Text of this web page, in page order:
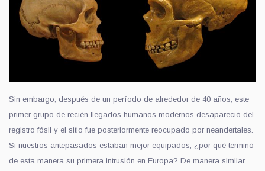
Sin embargo, después de un período de alrededor de 40 años, este
primer grupo de recién llegados humanos modernos desapareció del
registro fósil y el sitio fue posteriormente reocupado por neandertales.
Si nuestros antepasados estaban mejor equipados, ¿por qué terminó
de esta manera su primera intrusión en Europa? De manera similar,